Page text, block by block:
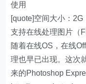
使用
[quote]空间大小：2G
支持在线处理图片（
随着在线OS，在线
理也早已出现。这次
来的Photoshop